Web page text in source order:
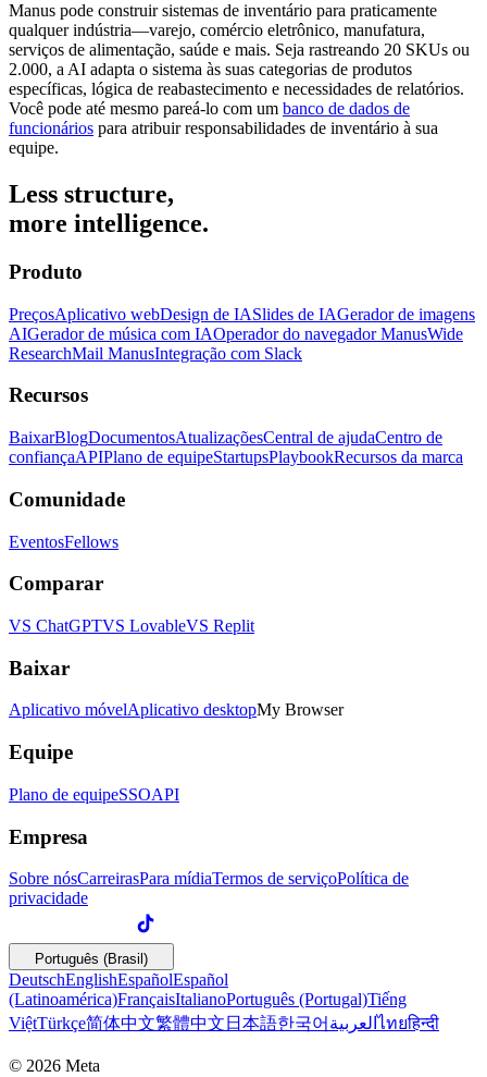
Manus pode construir sistemas de inventário para praticamente
qualquer indústria—varejo, comércio eletrônico, manufatura,
serviços de alimentação, saúde e mais. Seja rastreando 20 SKUs ou
2.000, a AI adapta o sistema às suas categorias de produtos
específicas, lógica de reabastecimento e necessidades de relatórios.
Você pode até mesmo pareá-lo com um banco de dados de
funcionários para atribuir responsabilidades de inventário à sua
equipe.
Less structure,
more intelligence.
Produto
PreçosAplicativo webDesign de IASlides de IAGerador de imagens
AIGerador de música com IAOperador do navegador ManusWide
ResearchMail ManusIntegração com Slack
Recursos
BaixarBlogDocumentosAtualizaçõesCentral de ajudaCentro de
confiançaAPIPlano de equipeStartupsPlaybookRecursos da marca
Comunidade
EventosFellows
Comparar
VS ChatGPTVS LovableVS Replit
Baixar
Aplicativo móvelAplicativo desktopMy Browser
Equipe
Plano de equipeSSOAPI
Empresa
Sobre nósCarreirasPara mídiaTermos de serviçoPolítica de
privacidade
Português (Brasil)
DeutschEnglishEspañolEspañol
(Latinoamérica)FrançaisItalianoPortuguês (Portugal)Tiếng
ViệtTürkçe简体中文繁體中文 日本語한국어 العربيةไทยहिन्दी
© 2026 Meta